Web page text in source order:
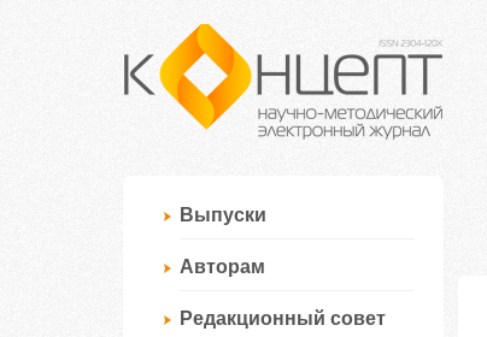
Выпуски
Авторам
Редакционный совет